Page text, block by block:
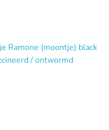
Ramone (moontje) black
/ ontwormd